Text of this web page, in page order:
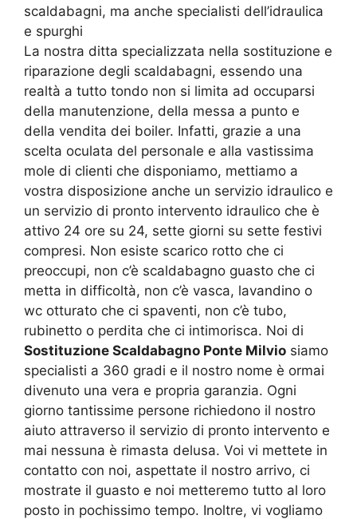
scaldabagni, ma anche specialisti dell’idraulica
e spurghi
La nostra ditta specializzata nella sostituzione e
riparazione degli scaldabagni, essendo una
realtà a tutto tondo non si limita ad occuparsi
della manutenzione, della messa a punto e
della vendita dei boiler. Infatti, grazie a una
scelta oculata del personale e alla vastissima
mole di clienti che disponiamo, mettiamo a
vostra disposizione anche un servizio idraulico e
un servizio di pronto intervento idraulico che è
attivo 24 ore su 24, sette giorni su sette festivi
compresi. Non esiste scarico rotto che ci
preoccupi, non c’è scaldabagno guasto che ci
metta in difficoltà, non c’è vasca, lavandino o
wc otturato che ci spaventi, non c’è tubo,
rubinetto o perdita che ci intimorisca. Noi di
Sostituzione Scaldabagno Ponte Milvio siamo
specialisti a 360 gradi e il nostro nome è ormai
divenuto una vera e propria garanzia. Ogni
giorno tantissime persone richiedono il nostro
aiuto attraverso il servizio di pronto intervento e
mai nessuna è rimasta delusa. Voi vi mettete in
contatto con noi, aspettate il nostro arrivo, ci
mostrate il guasto e noi metteremo tutto al loro
posto in pochissimo tempo. Inoltre, vi vogliamo